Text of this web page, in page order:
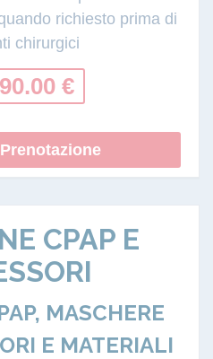
richiesto prima di
chirurgici
€
CPAP E
MASCHERE
E MATERIALI